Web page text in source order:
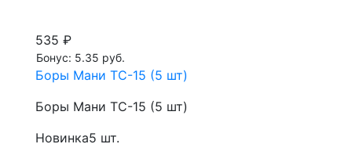
535 ₽
Бонус: 5.35 руб.
Боры Мани TC-15 (5 шт)
Боры Мани TC-15 (5 шт)
Новинка5 шт.